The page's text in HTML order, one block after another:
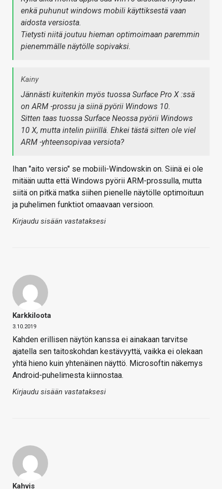
enkä puhunut windows mobili käyttiksestä vaan
aidosta versiosta.
Tietysti niitä joutuu hieman optimoimaan paremmin
pienemmälle näytölle sopivaksi.
Kainy
Jännästi kuitenkin myös tuossa Surface Pro X :ssä
on ARM -prossu ja siinä pyörii Windows 10.
Sitten taas tuossa Surface Neossa pyörii Windows
10 X, mutta intelin piirillä. Ehkei tästä sitten ole viel
ARM -yhteensopivaa versiota?
Ihan "aito versio" se mobiili-Windowskin on. Siinä ei ole
mitään uutta että Windows pyörii ARM-prossulla, mutta
siitä on pitkä matka siihen pienelle näytölle optimoituun
ja puhelimen funktiot omaavaan versioon.
Kirjaudu sisään vastataksesi
Karkkiloota
3.10.2019
Kahden erillisen näytön kanssa ei ainakaan tarvitse
ajatella sen taitoskohdan kestävyyttä, vaikka ei olekaan
yhtä hieno kuin yhtenäinen näyttö. Microsoftin näkemys
Android-puhelimesta kiinnostaa.
Kirjaudu sisään vastataksesi
Kahvis